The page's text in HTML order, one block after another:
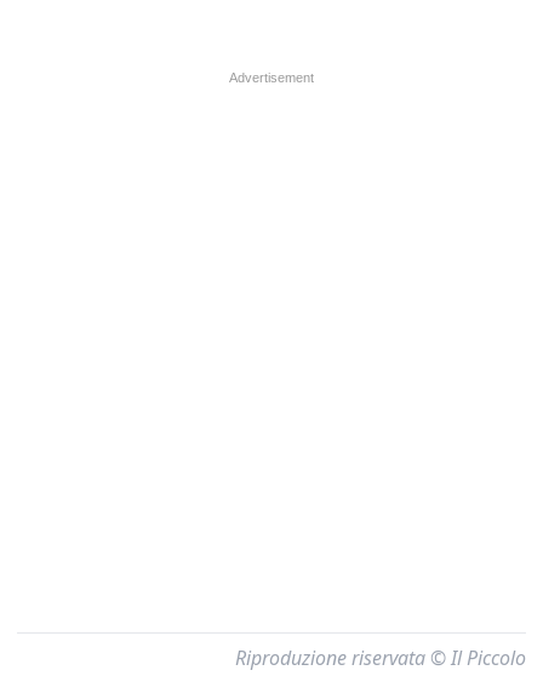
Riproduzione riservata © Il Piccolo